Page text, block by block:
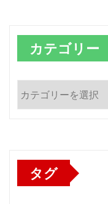
カテゴリー
テ
タグ